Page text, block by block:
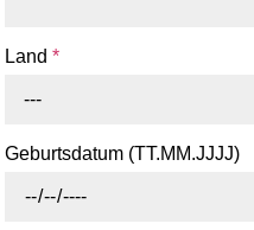
Land*
---
Geburtsdatum (TT.MM.JJJJ)